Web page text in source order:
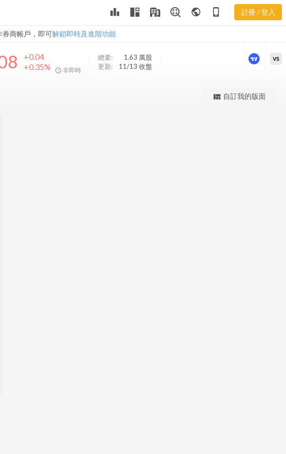
leaderboard public phone_iphone 註冊 / 登入
商帳戶，即可解鎖即時及進階功能
KSM 股價K線
+0.04
+0.35%
非即時
總量: 1.63 萬股
更新:
11/13 收盤
更強大的進階價量圖表
VS
view_quilt 自訂我的版面